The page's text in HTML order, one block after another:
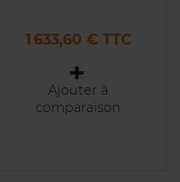
Prix
1 633,60 € TTC
Ajouter à
comparaison